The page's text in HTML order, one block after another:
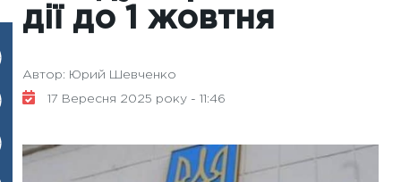
дії до 1 жовтня
Автор: Юрий Шевченко
17 Вересня 2025 року - 11:46